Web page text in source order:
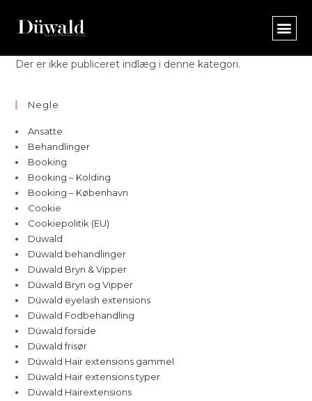
Der er ikke publiceret indlæg i denne kategori.
Negle
Ansatte
Behandlinger
Booking
Booking – Kolding
Booking – København
Cookie
Cookiepolitik (EU)
Düwald
Düwald behandlinger
Düwald Bryn & Vipper
Düwald Bryn og Vipper
Düwald eyelash extensions
Düwald Fodbehandling
Düwald forside
Düwald frisør
Düwald Hair extensions gammel
Düwald Hair extensions typer
Düwald Hairextensions